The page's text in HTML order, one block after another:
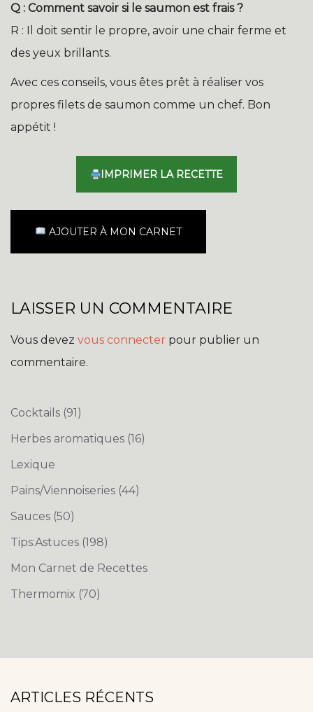
Q : Comment savoir si le saumon est frais ?
R : Il doit sentir le propre, avoir une chair ferme et
des yeux brillants.
Avec ces conseils, vous êtes prêt à réaliser vos
propres filets de saumon comme un chef. Bon
appétit !
IMPRIMER LA RECETTE
AJOUTER À MON CARNET
LAISSER UN COMMENTAIRE
Vous devez vous connecter pour publier un
commentaire.
Cocktails (91)
Herbes aromatiques (16)
Lexique
Pains/Viennoiseries (44)
Sauces (50)
Tips:Astuces (198)
Mon Carnet de Recettes
Thermomix (70)
ARTICLES RÉCENTS